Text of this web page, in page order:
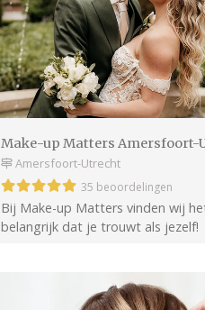
Make-up Matters Amersfoort-
Amersfoort-Utrecht
35 beoordelingen
Bij Make-up Matters vinden wij
belangrijk dat je trouwt als jezelf!